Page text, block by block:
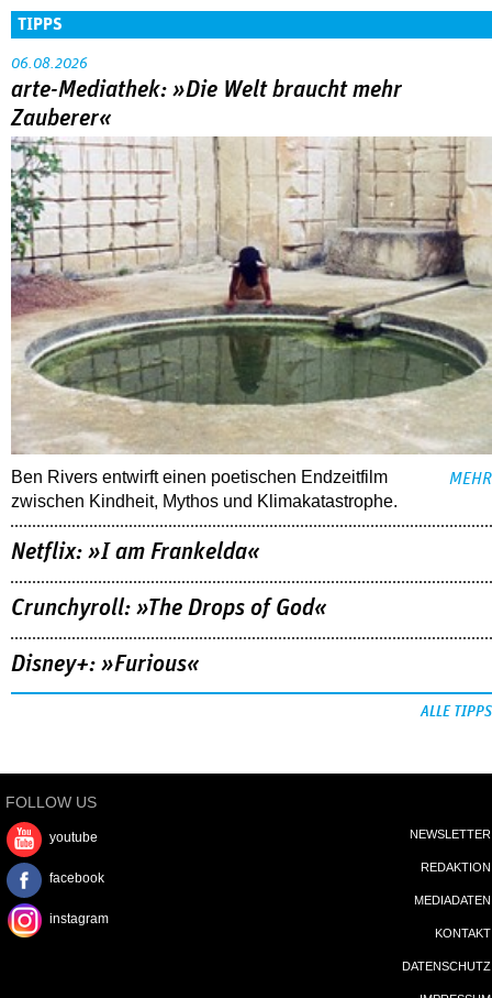
TIPPS
06.08.2026
arte-Mediathek: »Die Welt braucht mehr
Zauberer«
Ben Rivers entwirft einen poetischen Endzeitfilm
zwischen Kindheit, Mythos und Klimakatastrophe.
MEHR
Netflix: »I am Frankelda«
Crunchyroll: »The Drops of God«
Disney+: »Furious«
ALLE TIPPS
FOLLOW US
youtube
facebook
instagram
NEWSLETTER
REDAKTION
MEDIADATEN
KONTAKT
DATENSCHUTZ